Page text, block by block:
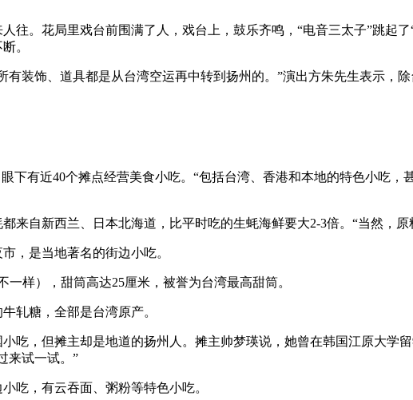
。花局里戏台前围满了人，戏台上，鼓乐齐鸣，“电音三太子”跳起
。
饰、道具都是从台湾空运再中转到扬州的。”演出方朱先生表示，除
有近40个摊点经营美食小吃。“包括台湾、香港和本地的特色小吃，
自新西兰、日本北海道，比平时吃的生蚝海鲜要大2-3倍。“当然，原
是当地著名的街边小吃。
样），甜筒高达25厘米，被誉为台湾最高甜筒。
糖，全部是台湾原产。
，但摊主却是地道的扬州人。摊主帅梦瑛说，她曾在韩国江原大学
来试一试。”
，有云吞面、粥粉等特色小吃。